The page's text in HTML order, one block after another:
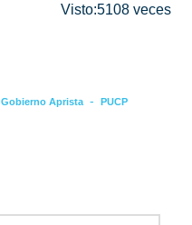
Visto:5108 veces
Gobierno Aprista - PUCP